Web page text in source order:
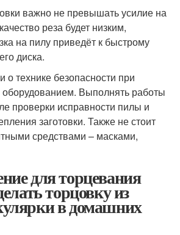
важно не превышать усилие на
реза будет низким,
на пилу приведёт к быстрому
диска.
о технике безопасности при
оборудованием. Выполнять работы
проверки исправности пилы и
заготовки. Также не стоит
средствами – масками,
для торцевания
торцовку из
в домашних